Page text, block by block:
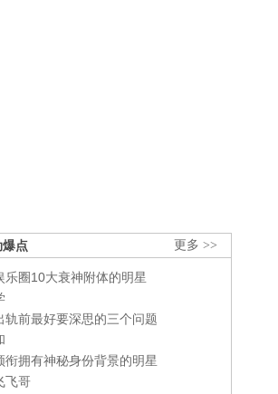
更多 >>
爆点
乐圈10大衰神附体的明星
轨前最好要深思的三个问题
衔拥有神秘身份背景的明星
飞哥